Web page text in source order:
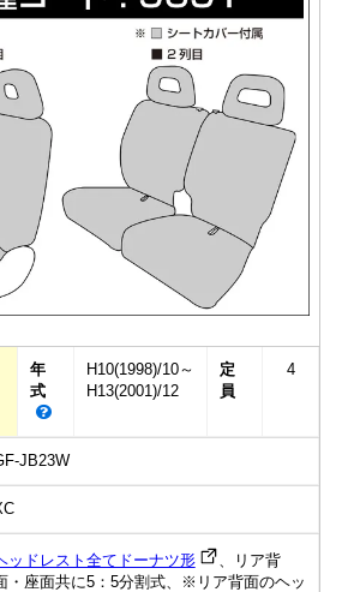
年
式
H10(1998)/10～
H13(2001)/12
定
員
4
JB23W
ッドレスト全てドーナツ形
、リア背
・座面共に5：5分割式、※リア背面のヘッ